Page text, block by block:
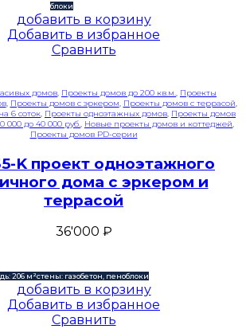
блоки
добавить в корзину
Добавить в избранное
Сравнить
домов, Проекты домов до 200 кв.м., Проекты
, Проекты домов с эркером, Проекты домов с террасой,
6 соток, Проекты одноэтажных домов, Проекты домов
000 до 40 000 руб., Новые проекты домов и коттеджей,
Проекты домов PD-серии
K проект одноэтажного
дома с эркером и
террасой
36'000 ₽
206 м²стены: газобетон, пеноблоки
добавить в корзину
Добавить в избранное
Сравнить